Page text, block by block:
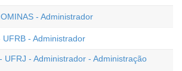
- Administrador
UFRB - Administrador
UFRJ - Administrador - Administração